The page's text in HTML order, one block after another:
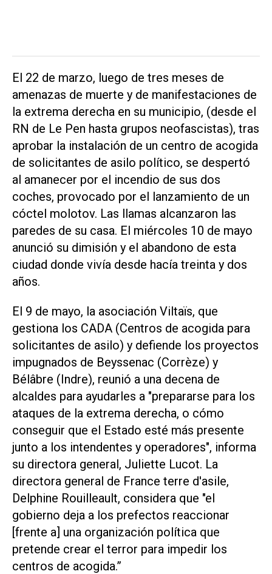
El 22 de marzo, luego de tres meses de
amenazas de muerte y de manifestaciones de
la extrema derecha en su municipio, (desde el
RN de Le Pen hasta grupos neofascistas), tras
aprobar la instalación de un centro de acogida
de solicitantes de asilo político, se despertó
al amanecer por el incendio de sus dos
coches, provocado por el lanzamiento de un
cóctel molotov. Las llamas alcanzaron las
paredes de su casa. El miércoles 10 de mayo
anunció su dimisión y el abandono de esta
ciudad donde vivía desde hacía treinta y dos
años.
El 9 de mayo, la asociación Viltaïs, que
gestiona los CADA (Centros de acogida para
solicitantes de asilo) y defiende los proyectos
impugnados de Beyssenac (Corrèze) y
Bélâbre (Indre), reunió a una decena de
alcaldes para ayudarles a "prepararse para los
ataques de la extrema derecha, o cómo
conseguir que el Estado esté más presente
junto a los intendentes y operadores", informa
su directora general, Juliette Lucot. La
directora general de France terre d'asile,
Delphine Rouilleault, considera que "el
gobierno deja a los prefectos reaccionar
[frente a] una organización política que
pretende crear el terror para impedir los
centros de acogida.”